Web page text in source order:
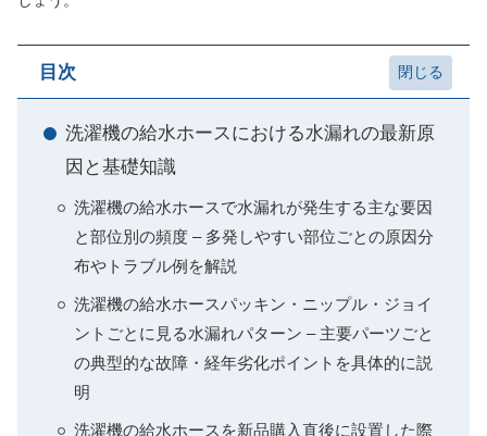
目次
洗濯機の給水ホースにおける水漏れの最新原
因と基礎知識
洗濯機の給水ホースで水漏れが発生する主な要因
と部位別の頻度 – 多発しやすい部位ごとの原因分
布やトラブル例を解説
洗濯機の給水ホースパッキン・ニップル・ジョイ
ントごとに見る水漏れパターン – 主要パーツごと
の典型的な故障・経年劣化ポイントを具体的に説
明
洗濯機の給水ホースを新品購入直後に設置した際